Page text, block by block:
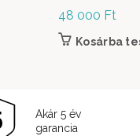
48 000 Ft
Kosárba
Akár 5 év
garancia